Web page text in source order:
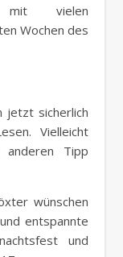
mit vielen
Wochen des
jetzt sicherlich
Vielleicht
Tipp
wünschen
entspannte
und